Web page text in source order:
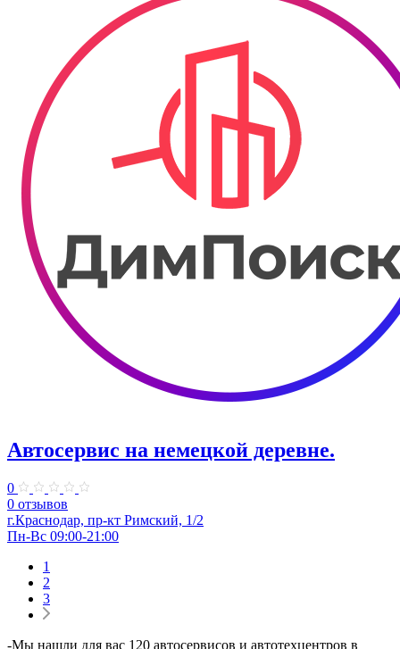
Автосервис на немецкой деревне.
0
0 отзывов
г.Краснодар, пр-кт Римский, 1/2
Пн-Вс 09:00-21:00
1
2
3
-Мы нашли для вас 120 автосервисов и автотехцентров в